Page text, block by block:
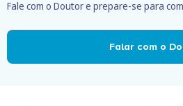
Fale com o Doutor e prepare-se para
Falar com o